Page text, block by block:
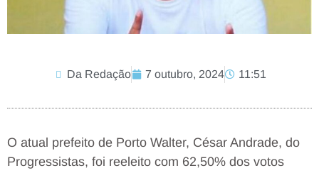
Da Redação 7 outubro, 2024 11:51
O atual prefeito de Porto Walter, César Andrade, do
Progressistas, foi reeleito com 62,50% dos votos